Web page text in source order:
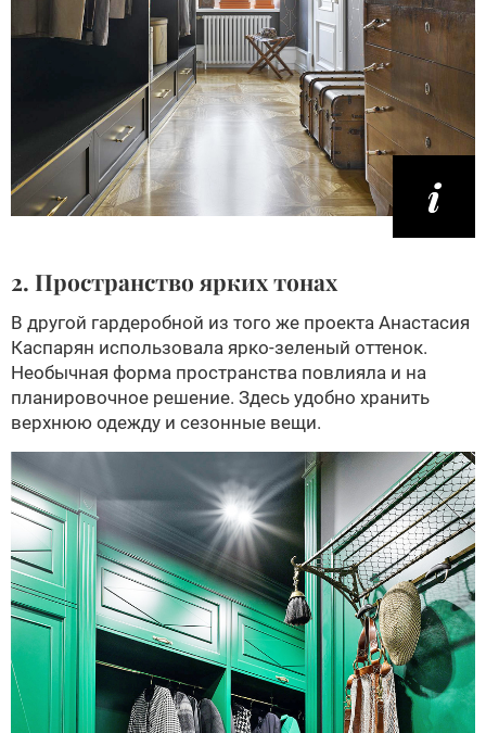
2. Пространство ярких тонах
В другой гардеробной из того же проекта Анастасия
Каспарян использовала ярко-зеленый оттенок.
Необычная форма пространства повлияла и на
планировочное решение. Здесь удобно хранить
верхнюю одежду и сезонные вещи.